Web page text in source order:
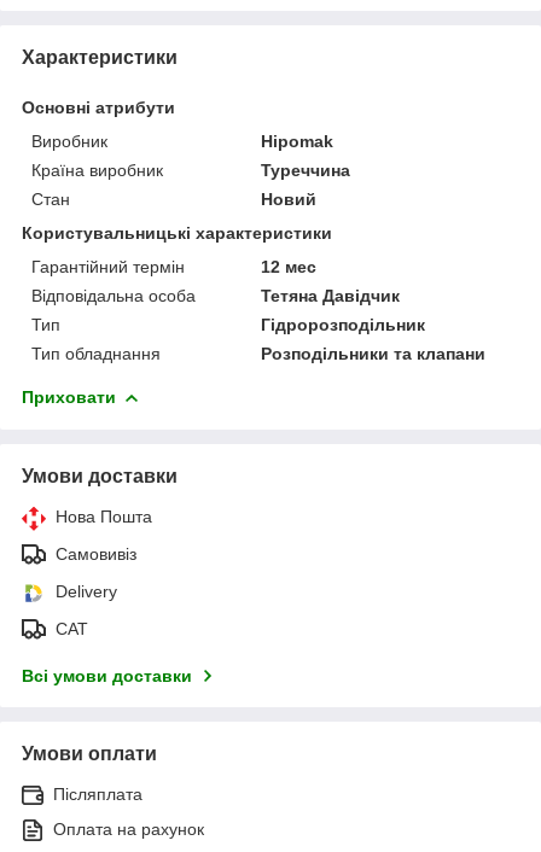
Характеристики
Основні атрибути
Виробник
Hipomak
Країна виробник
Туреччина
Стан
Новий
Користувальницькі характеристики
Гарантійний термін
12 мес
Відповідальна особа
Тетяна Давідчик
Тип
Гідророзподільник
Тип обладнання
Розподільники та клапани
Приховати
Умови доставки
Нова Пошта
Самовивіз
Delivery
САТ
Всі умови доставки
Умови оплати
Післяплата
Оплата на рахунок